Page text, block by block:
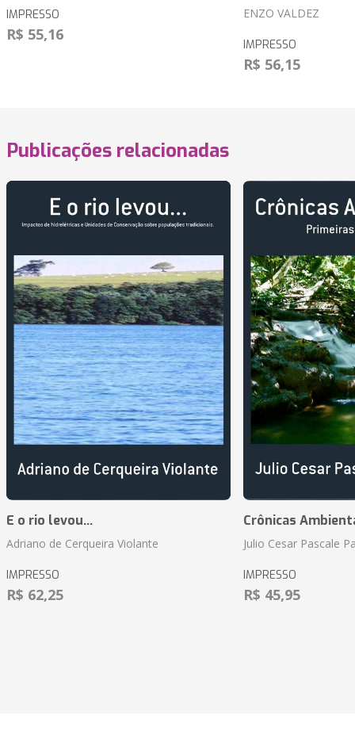
IMPRESSO
R$ 55,16
ENZO VALDEZ
IMPRESSO
R$ 56,15
Publicações relacionadas
E o rio levou...
Adriano de Cerqueira Violante
IMPRESSO
R$ 62,25
Crônicas
Julio Cesar Pascale
IMPRESSO
R$ 45,95